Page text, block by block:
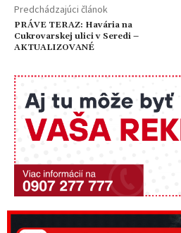
Predchádzajúci článok
PRÁVE TERAZ: Havária na
Cukrovarskej ulici v Seredi –
AKTUALIZOVANÉ